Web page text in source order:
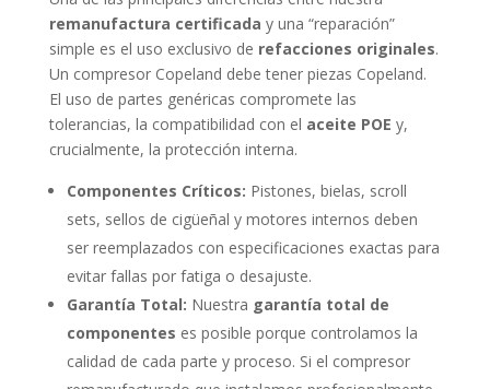
remanufactura certificada y una “reparación”
simple es el uso exclusivo de refacciones originales.
Un compresor Copeland debe tener piezas Copeland.
El uso de partes genéricas compromete las
tolerancias, la compatibilidad con el aceite POE y,
crucialmente, la protección interna.
Componentes Críticos: Pistones, bielas, scroll
sets, sellos de cigüeñal y motores internos deben
ser reemplazados con especificaciones exactas para
evitar fallas por fatiga o desajuste.
Garantía Total: Nuestra garantía total de
componentes es posible porque controlamos la
calidad de cada parte y proceso. Si el compresor